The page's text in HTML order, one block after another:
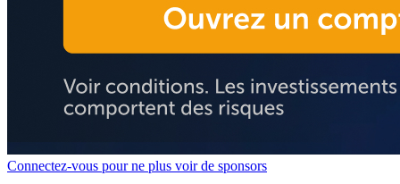
Connectez-vous pour ne plus voir de sponsors